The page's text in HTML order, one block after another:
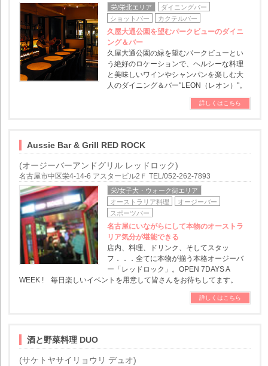
栄/栄北エリア
ダイニングバー
ショットバー
カクテルバー
久屋大通公園を望むパークビューのダイニ
ング＆バー
久屋大通公園の緑を望むパークビューとい
う絶好のロケーションで、ヘルシーな料理
と美味しいワインやシャンパンを楽しむ大
人のダイニング＆バー"LEON（レオン）"。
詳しくはこちら
Aussie Bar & Grill RED ROCK
(オージーバーアンドグリル レッドロック)
名古屋市中区栄4-14-6 アスタービル2Ｆ TEL/052-262-7893
栄/女子大・ウォーク街エリア
オーストラリア料理
オージーバー
スポーツバー
名古屋にいながらにして本物のオーストラ
リア気分が堪能できる
店内、料理、ドリンク、そしてスタッ
フ．．．全てに本物が揃う本格オージーバ
ー「レッドロック」。OPEN 7DAYS A
WEEK ! 毎日楽しいイベントを用意して皆さんをお待ちしてます。
詳しくはこちら
酒と野菜料理 DUO
(サケトヤサイリョウリ デュオ)